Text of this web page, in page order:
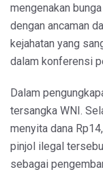
mengenakan
dengan ancaman
kejahatan yang
dalam konferensi
Dalam
tersangka WNI.
menyita dana
pinjol ilegal
sebagai